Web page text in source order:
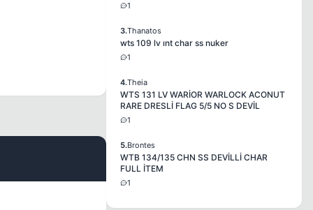
1
3.Thanatos
wts 109 lv ınt char ss nuker
1
4.Theia
WTS 131 LV WARİOR WARLOCK ACONUT
RARE DRESLİ FLAG 5/5 NO S DEVİL
1
5.Brontes
WTB 134/135 CHN SS DEVİLLİ CHAR
FULL İTEM
1